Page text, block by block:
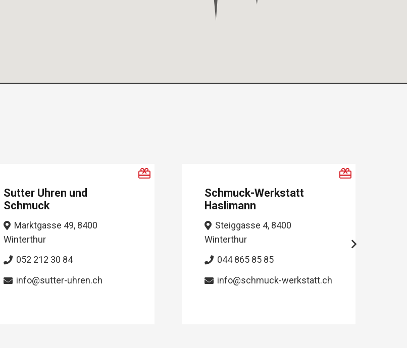
Schmuck-Werkstatt
Haslimann
Steiggasse 4, 8400
Winterthur
044 865 85 85
info@schmuck-werkstatt.ch
Rhomberg Schmuck
Stadthausstrasse 89, 8400
Winterthur